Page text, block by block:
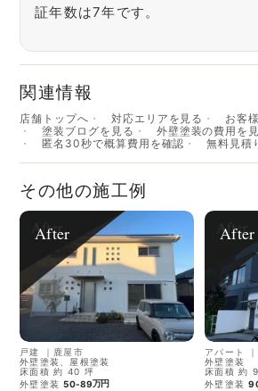
証年数は7年です。
関連情報
店舗トップへ 対応エリアを見る
お客
塗装ブログを見る
外壁塗装の費用を
匿名30秒で概算費用を確認
無料見積
その他の施工例
After
戸建 ｜ 鹿屋市
外壁塗装、屋根塗装
床面積 約 40 坪
外壁塗装 50-89万円
After
アパート ｜
外壁塗装
床面積 約
外壁塗装